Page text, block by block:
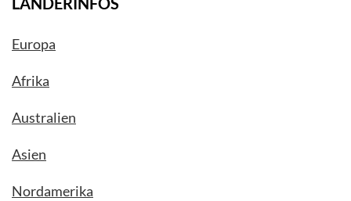
Europa
Afrika
Australien
Asien
Nordamerika